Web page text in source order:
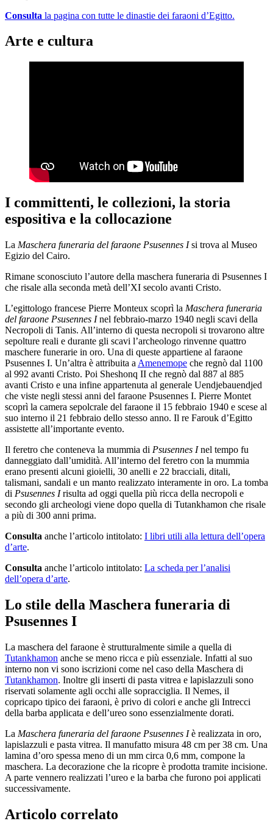
Consulta la pagina con tutte le dinastie dei faraoni d’Egitto.
Arte e cultura
I committenti, le collezioni, la storia
espositiva e la collocazione
La Maschera funeraria del faraone Psusennes Isi trova al Museo
Egizio del Cairo.
Rimane sconosciuto l’autore della maschera funeraria di Psusennes I
che risale alla seconda metà dell’XI secolo avanti Cristo.
L’egittologo francese Pierre Monteux scoprì la Maschera funeraria
del faraone Psusennes Inel febbraio-marzo 1940 negli scavi della
Necropoli di Tanis. All’interno di questa necropoli si trovarono altre
sepolture reali e durante gli scavi l’archeologo rinvenne quattro
maschere funerarie in oro. Una di queste appartiene al faraone
Psusennes I. Un’altra è attribuita a Amenemope che regnò dal 1100
al 992 avanti Cristo. Poi Sheshonq II che regnò dal 887 al 885
avanti Cristo e una infine appartenuta al generale Uendjebauendjed
che viste negli stessi anni del faraone Psusennes I. Pierre Montet
scoprì la camera sepolcrale del faraone il 15 febbraio 1940 e scese al
suo interno il 21 febbraio dello stesso anno. Il re Farouk d’Egitto
assistette all’importante evento.
Il feretro che conteneva la mummia di Psusennes Inel tempo fu
danneggiato dall’umidità. All’interno del feretro con la mummia
erano presenti alcuni gioielli, 30 anelli e 22 bracciali, ditali,
talismani, sandali e un manto realizzato interamente in oro. La tomba
di Psusennes Irisulta ad oggi quella più ricca della necropoli e
secondo gli archeologi viene dopo quella di Tutankhamon che risale
a più di 300 anni prima.
Consulta anche l’articolo intitolato: I libri utili alla lettura dell’opera
d’arte.
Consulta anche l’articolo intitolato: La scheda per l’analisi
dell’opera d’arte.
Lo stile della Maschera funeraria di
Psusennes I
La maschera del faraone è strutturalmente simile a quella di
Tutankhamon anche se meno ricca e più essenziale. Infatti al suo
interno non vi sono iscrizioni come nel caso della Maschera di
Tutankhamon. Inoltre gli inserti di pasta vitrea e lapislazzuli sono
riservati solamente agli occhi alle sopracciglia. Il Nemes, il
copricapo tipico dei faraoni, è privo di colori e anche gli Intrecci
della barba applicata e dell’ureo sono essenzialmente dorati.
La Maschera funeraria del faraone Psusennes Iè realizzata in oro,
lapislazzuli e pasta vitrea. Il manufatto misura 48 cm per 38 cm. Una
lamina d’oro spessa meno di un mm circa 0,6 mm, compone la
maschera. La decorazione che la ricopre è prodotta tramite incisione.
A parte vennero realizzati l’ureo e la barba che furono poi applicati
successivamente.
Articolo correlato